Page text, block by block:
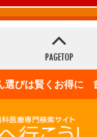
選びは賢くお得に